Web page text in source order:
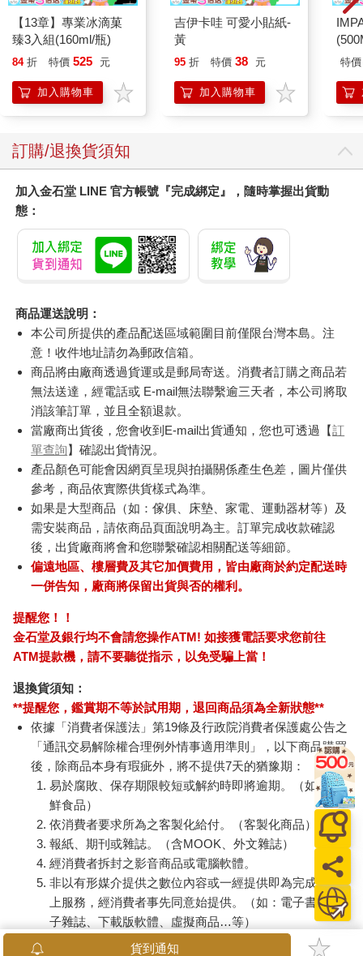
【13章】專業冰滴菓
臻3入組(160ml/瓶)
84 折 特價 525 元
加入購物車
吉伊卡哇 可愛小貼紙-
黃
95 折 特價 38 元
加入購物車
特價
訂購/退換貨須知
加入金石堂 LINE 官方帳號『完成綁定』，隨時掌握出貨動
態：
商品運送說明：
本公司所提供的產品配送區域範圍目前僅限台灣本島。注
意！收件地址請勿為郵政信箱。
商品將由廠商透過貨運或是郵局寄送。消費者訂購之商品若
無法送達，經電話或 E-mail無法聯繫逾三天者，本公司將取
消該筆訂單，並且全額退款。
當廠商出貨後，您會收到E-mail出貨通知，您也可透過【訂
單查詢】確認出貨情況。
產品顏色可能會因網頁呈現與拍攝關係產生色差，圖片僅供
參考，商品依實際供貨樣式為準。
如果是大型商品（如：傢俱、床墊、家電、運動器材等）及
需安裝商品，請依商品頁面說明為主。訂單完成收款確認
後，出貨廠商將會和您聯繫確認相關配送等細節。
偏遠地區、樓層費及其它加價費用，皆由廠商於約定配送時
一併告知，廠商將保留出貨與否的權利。
提醒您！！
金石堂及銀行均不會請您操作ATM! 如接獲電話要求您前往
ATM提款機，請不要聽從指示，以免受騙上當！
退換貨須知：
**提醒您，鑑賞期不等於試用期，退回商品須為全新狀態**
依據「消費者保護法」第19條及行政院消費者保護處公告之
「通訊交易解除權合理例外情事適用準則」，以下商品購買
後，除商品本身有瑕疵外，將不提供7天的猶豫期：
易於腐敗、保存期限較短或解約時即將逾期。（如：生
鮮食品）
依消費者要求所為之客製化給付。（客製化商品）
報紙、期刊或雜誌。（含MOOK、外文雜誌）
經消費者拆封之影音商品或電腦軟體。
非以有形媒介提供之數位內容或一經提供即為完成之線
上服務，經消費者事先同意始提供。（如：電子書、電
子雜誌、下載版軟體、虛擬商品…等）
已拆封之個人衛生用品。（如：內衣褲、刮鬍刀、除毛
貨到通知